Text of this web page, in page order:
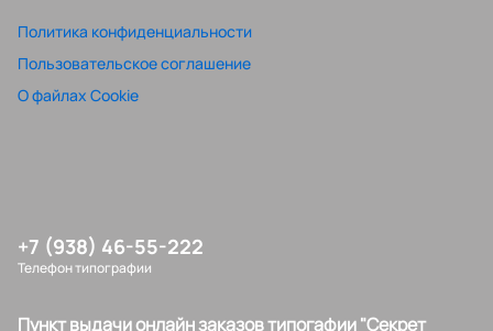
Политика конфиденциальности
Пользовательское соглашение
О файлах Cookie
+7 (938) 46-55-222
Телефон типографии
Пункт выдачи онлайн заказов типогафии "Секрет